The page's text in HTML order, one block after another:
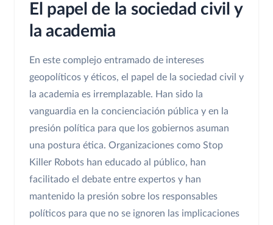
El papel de la sociedad civil y
la academia
En este complejo entramado de intereses
geopolíticos y éticos, el papel de la sociedad civil y
la academia es irremplazable. Han sido la
vanguardia en la concienciación pública y en la
presión política para que los gobiernos asuman
una postura ética. Organizaciones como Stop
Killer Robots han educado al público, han
facilitado el debate entre expertos y han
mantenido la presión sobre los responsables
políticos para que no se ignoren las implicaciones